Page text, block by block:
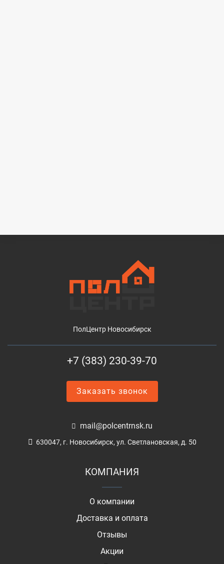
ПолЦентр Новосибирск
+7 (383) 230-39-70
Заказать звонок
mail@polcentrnsk.ru
630047, г. Новосибирск, ул. Светлановская, д. 50
КОМПАНИЯ
О компании
Доставка и оплата
Отзывы
Акции